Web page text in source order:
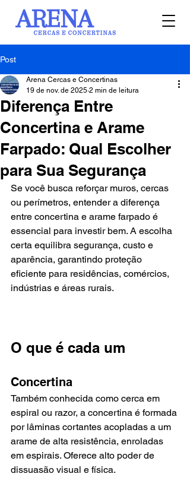
Post
Diferença Entre
Concertina e Arame
Farpado: Qual Escolher
para Sua Segurança
Arena Cercas e Concertinas
19 de nov. de 2025 2 min de leitura
Se você busca reforçar muros, cercas
ou perímetros, entender a diferença
entre concertina e arame farpado é
essencial para investir bem. A escolha
certa equilibra segurança, custo e
aparência, garantindo proteção
eficiente para residências, comércios,
indústrias e áreas rurais.
O que é cada um
Concertina
Também conhecida como cerca em
espiral ou razor, a concertina é formada
por lâminas cortantes acopladas a um
arame de alta resistência, enroladas
em espirais. Oferece alto poder de
dissuasão visual e física.